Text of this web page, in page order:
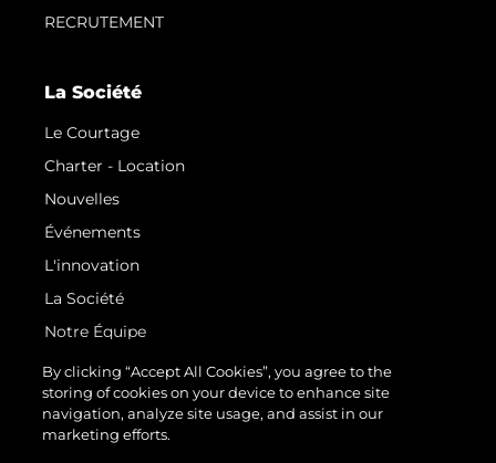
RECRUTEMENT
La Société
Le Courtage
Charter - Location
Nouvelles
Événements
L'innovation
La Société
Notre Équipe
Style De Vie
Notre Héritage
Italy Adventures
By clicking “Accept All Cookies”, you agree to the
storing of cookies on your device to enhance site
navigation, analyze site usage, and assist in our
marketing efforts.